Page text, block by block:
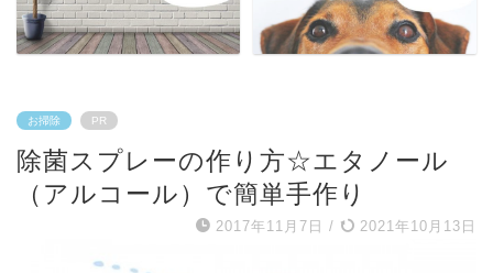
お掃除 PR
除菌スプレーの作り方☆エタノール
（アルコール）で簡単手作り
2017年11月7日 / 2021年10月13日